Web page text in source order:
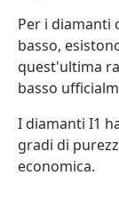
Per i diamanti
basso,
quest'ultima
basso
I diamanti I1
gradi di
economica.